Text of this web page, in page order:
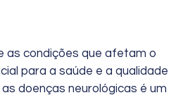
as condições que afetam o
para a saúde e a qualidade
doenças neurológicas é um